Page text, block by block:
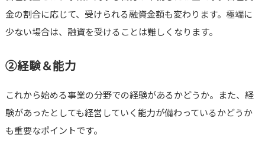
金の割合に応じて、受けられる融資金額も変わります。極端に
少ない場合は、融資を受けることは難しくなります。
②経験＆能力
これから始める事業の分野での経験があるかどうか。また、経
験があったとしても経営していく能力が備わっているかどうか
も重要なポイントです。